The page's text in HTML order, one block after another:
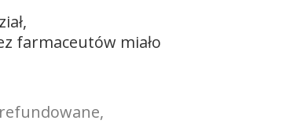
farmaceutów miało